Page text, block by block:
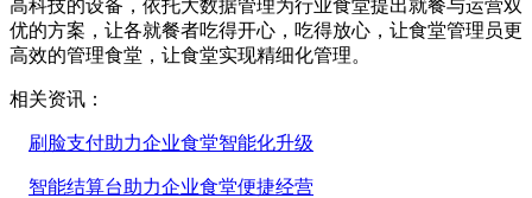
高科技的设备，依托大数据管理为行业食堂提出就餐与运营双
优的方案，让各就餐者吃得开心，吃得放心，让食堂管理员更
高效的管理食堂，让食堂实现精细化管理。
相关资讯：
刷脸支付助力企业食堂智能化升级
智能结算台助力企业食堂便捷经营